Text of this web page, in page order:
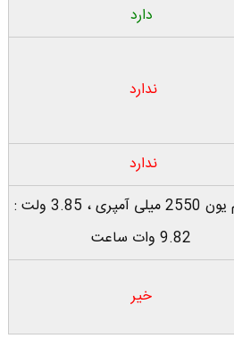
دارد
ندارد
ندارد
لیتیوم یون 2550 میلی آمپری ، 3.85 ولت :
9.82 وات ساعت
خیر